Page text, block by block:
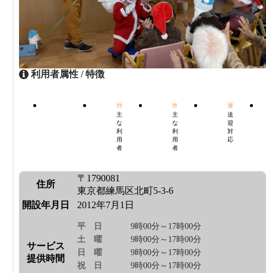
利用者属性 / 特徴
主
な
利
用
者
主
な
利
用
者
送
迎
対
応
住所
〒1790081
東京都練馬区北町5-3-6
開設年月日
2012年7月1日
サービス
提供時間
平日
9時00分～17時00分
土曜
9時00分～17時00分
日曜
9時00分～17時00分
祝日
9時00分～17時00分